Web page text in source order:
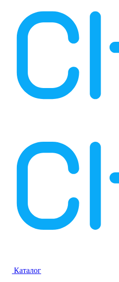
Каталог